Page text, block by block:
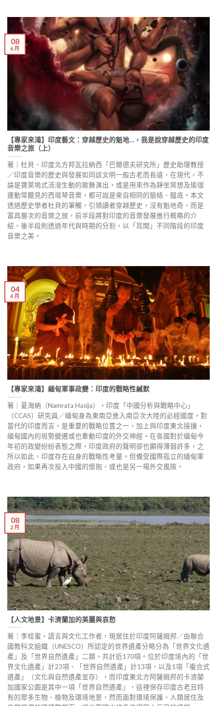
【專家來鴻】印度藝文：穿越歷史的魁地…，我是說穿越歷史的印度
音樂之旅（上）
著｜杜貝，印度北方邦瓦拉納西「巴爾德夫研究所」歷史助理教授
／印度音樂的歷史與發展如同該文明一般古老而長遠，在現代，不
論是寶萊塢式活潑生動的歌舞演出，或是用來作為靜坐冥想及瑜珈
運動常聽見的西塔琴音樂，都可說是來自相同的脈絡、醞底。本文
透過歷史學者杜貝的筆觸，引領讀者穿越歷史，沒有魁地奇，而是
富具層次的音樂之旅，前半段將對印度的音樂發展進行概略的介
紹，後半段則透過年代與時期的分割，以「耳聞」不同階段的印度
音樂之美。
08
6 月
【專家來鴻】緬甸軍事政變：印度的戰略性緘默
著｜夏海納（Namrata Hasija），印度「中國分析與戰略中心」
（CCAS）研究員／緬甸身為東南亞進入南亞次大陸的必經國度，對
當代的印度而言，是重要的戰略位置之一，加上與印度東北接攘，
緬甸國內的局勢變遷或也牽動印度的外交神經。在各國對於緬甸今
年初的政變紛紛表態之際，印度政府的聲明卻也顯得薄弱許多，之
所以如此，印度存在自身的戰略性考量。但備受國際孤立的緬甸軍
政府，如果再次投入中國的懷抱，或也是另一場外交風險。
04
4 月
【人文地景】卡濟蘭加的美麗與哀愁
著｜李桂蜜，語言與文化工作者，現居住於印度阿薩姆邦／由聯合
國教科文組織（UNESCO）所認定的世界遺產分略分為「世界文化遺
產」及「世界自然遺產」二類，共計近170項。位於印度境內的「世
界文化遺產」計23項、「世界自然遺產」計13項，以及1項「複合式
遺產」（文化與自然遺產並存），而印度東北方阿薩姆邦的卡濟蘭
加國家公園是其中一項「世界自然遺產」，這裡保存印度古老且特
有的眾多生物、植物及環境地景，然而面對環境保護、人類居住及
08
2 月